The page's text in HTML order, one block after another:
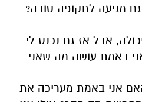
גם מגיעה לתקופה טובה?
, אבל אז גם נכנס לי
באמת עושה מה שאני
אני באמת מעריכה את